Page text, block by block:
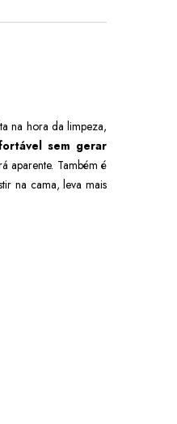
na hora da limpeza,
sem gerar
aparente. Também é
na cama, leva mais